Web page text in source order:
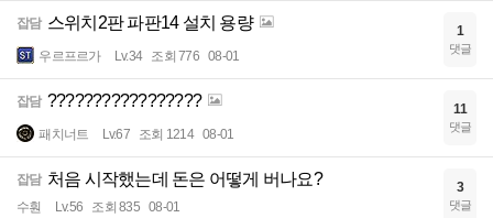
잡담 스위치2판 파판14 설치 용량
우르프르가 Lv.34 조회 776 08-01
1
댓글
잡담 ?????????????????
패치너트 Lv.67 조회 1214 08-01
11
댓글
잡담 처음 시작했는데 돈은 어떻게 버나요?
수훤 Lv.56 조회 835 08-01
3
댓글